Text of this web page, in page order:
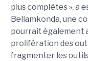
plus complètes », a
Bellamkonda, une
pourrait également
prolifération des
fragmenter les